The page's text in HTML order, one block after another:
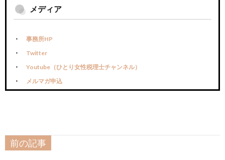
メディア
事務所HP
Twitter
Youtube（ひとり女性税理士チャンネル）
メルマガ申込
前の記事